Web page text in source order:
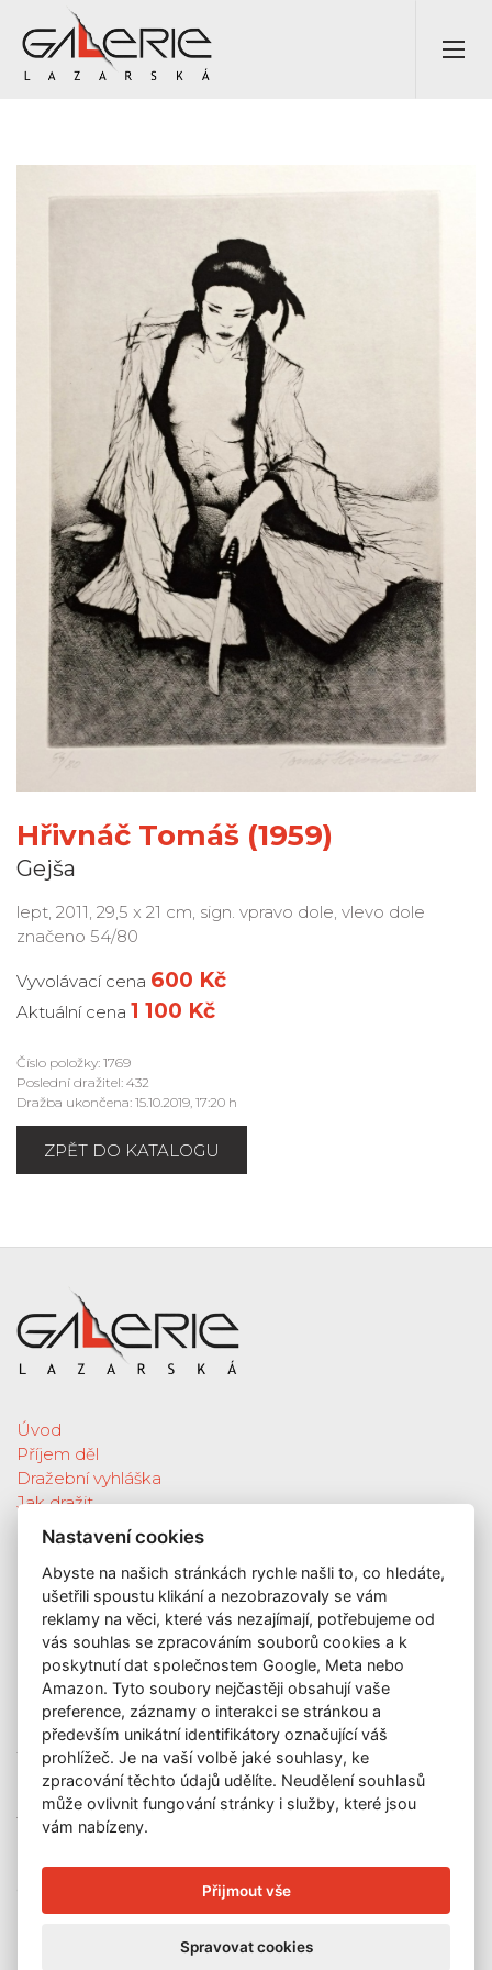
Hřivnáč Tomáš (1959)
Gejša
lept, 2011, 29,5 x 21 cm, sign. vpravo dole, vlevo dole
značeno 54/80
Vyvolávací cena 600 Kč
Aktuální cena 1 100 Kč
Číslo položky: 1769
Poslední dražitel: 432
Dražba ukončena: 15.10.2019, 17:20 h
ZPĚT DO KATALOGU
Úvod
Příjem děl
Dražební vyhláška
Jak dražit
Galerie
Katalog vydražených děl
O nás
GDPR
Kontakt
KONTAKT
GALERIE LAZARSKÁ
Lazarská 7
110 00 Praha 1
E-mail:
info@galerielazarska.cz
Telefon:
+420 222 523 739
OTEVÍRACÍ DOBA
Nastavení cookies
Abyste na našich stránkách rychle našli to, co hledáte,
ušetřili spoustu klikání a nezobrazovaly se vám
reklamy na věci, které vás nezajímají, potřebujeme od
vás souhlas se zpracováním souborů cookies a k
poskytnutí dat společnostem Google, Meta nebo
Amazon. Tyto soubory nejčastěji obsahují vaše
preference, záznamy o interakci se stránkou a
především unikátní identifikátory označující váš
prohlížeč. Je na vaší volbě jaké souhlasy, ke
zpracování těchto údajů udělíte. Neudělení souhlasů
může ovlivnit fungování stránky i služby, které jsou
vám nabízeny.
Přijmout vše
Spravovat cookies